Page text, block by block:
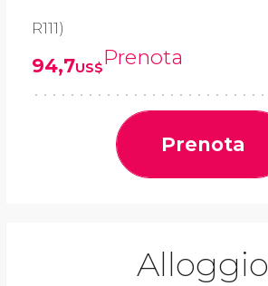
R111)
94,7US$Prenota
Prenota
Alloggio